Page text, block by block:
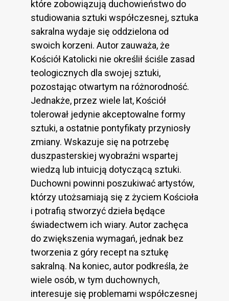
które zobowiązują duchowieństwo do
studiowania sztuki współczesnej, sztuka
sakralna wydaje się oddzielona od
swoich korzeni. Autor zauważa, że
Kościół Katolicki nie określił ściśle zasad
teologicznych dla swojej sztuki,
pozostając otwartym na różnorodność.
Jednakże, przez wiele lat, Kościół
tolerował jedynie akceptowalne formy
sztuki, a ostatnie pontyfikaty przyniosły
zmiany. Wskazuje się na potrzebę
duszpasterskiej wyobraźni wspartej
wiedzą lub intuicją dotyczącą sztuki.
Duchowni powinni poszukiwać artystów,
którzy utożsamiają się z życiem Kościoła
i potrafią stworzyć dzieła będące
świadectwem ich wiary. Autor zachęca
do zwiększenia wymagań, jednak bez
tworzenia z góry recept na sztukę
sakralną. Na koniec, autor podkreśla, że
wiele osób, w tym duchownych,
interesuje się problemami współczesnej